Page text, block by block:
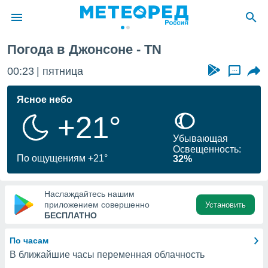
о
Вы можете
к этому
доступ
Погода в Джонсоне - TN
00:23 пятница ...
Ясное небо
+21°
По ощущениям +21°
Убывающая
Освещенность:
32%
Наслаждайтесь нашим
приложением совершенно
БЕСПЛАТНО
Установить
По часам
В ближайшие часы переменная облачность